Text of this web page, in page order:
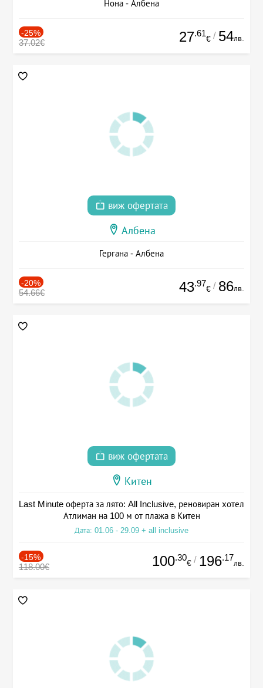
Нона - Албена
-25%
37.02€ 27.61
€ / 54лв.
виж офертата
Албена
Гергана - Албена
-20%
54.66€ 43.97
€ / 86лв.
виж офертата
Китен
Last Minute оферта за лято: All Inclusive, реновиран хотел
Атлиман на 100 м от плажа в Китен
Дата: 01.06 - 29.09 + all inclusive
-15%
118.00€ 100.30
€ / 196.17
лв.